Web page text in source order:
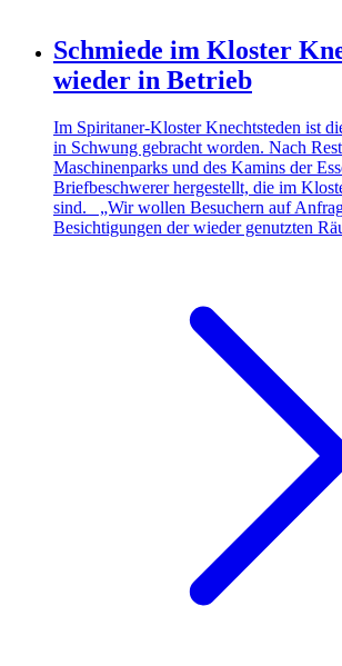
Schmiede im Kloster
wieder in Betrieb
Im Spiritaner-Kloster Knechtsteden ist
in Schwung gebracht worden. Nach
Maschinenparks und des Kamins der
Briefbeschwerer hergestellt, die im
sind. „Wir wollen Besuchern auf
Besichtigungen der wieder genutzten